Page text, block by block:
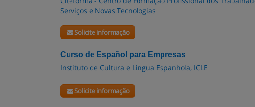
Serviços e Novas Tecnologias
Solicite informação
Curso de Español para Empresas
Instituto de Cultura e Lingua Espanhola, ICLE
Solicite informação